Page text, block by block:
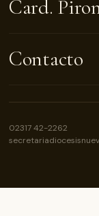
Card.
Contacto
02317 42-2262